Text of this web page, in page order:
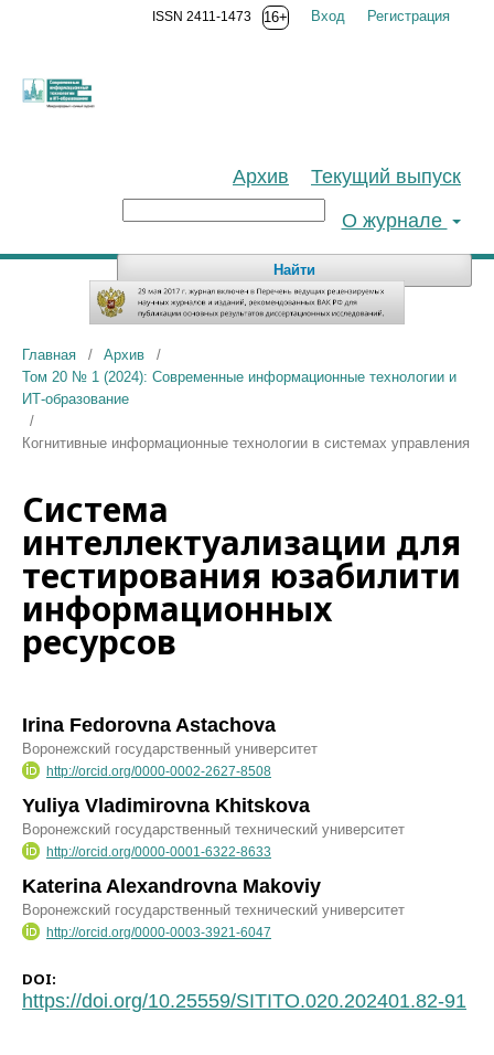
Текущий выпуск
Архив
О журнале
Найти
Регистрация
Вход
ISSN 2411-1473 16+
Главная / Архив
/
Том 20 № 1 (2024): Современные информационные технологии и
ИТ-образование
/
Когнитивные информационные технологии в системах управления
Система
интеллектуализации для
тестирования юзабилити
информационных
ресурсов
Irina Fedorovna Astachova
Воронежский государственный университет
http://orcid.org/0000-0002-2627-8508
Yuliya Vladimirovna Khitskova
Воронежский государственный технический университет
http://orcid.org/0000-0001-6322-8633
Katerina Alexandrovna Makoviy
Воронежский государственный технический университет
http://orcid.org/0000-0003-3921-6047
DOI:
https://doi.org/10.25559/SITITO.020.202401.82-91